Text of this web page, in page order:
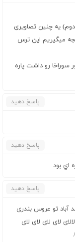
یه چنین تصاویری
میگیریم این ترس
سوراخا رو داشت پاره
پاسخ دهید
پاسخ دهید
اي بود
پاسخ دهید
آباد تو عروس بندری
لای لای لای لای